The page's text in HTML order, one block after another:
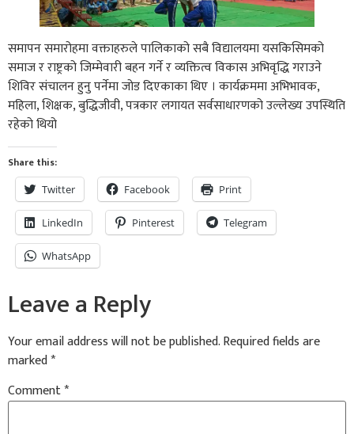
समापन समारोहमा वक्ताहरुले पालिकाको सबै विद्यालयमा यसकिसिमको
समाज र राष्ट्रको जिम्मेवारी बहन गर्ने र व्यक्तित्व विकास अभिवृद्धि गराउने
शिविर संचालन हुनु पर्नेमा जोड दिएकाका थिए । कार्यक्रममा अभिभावक,
महिला, शिक्षक, बुद्धिजीवी, पत्रकार लगायत सर्वसाधारणको उल्लेख्य उपस्थिति
रहेको थियो
Share this:
Twitter Facebook Print
LinkedIn Pinterest Telegram
WhatsApp
Leave a Reply
Your email address will not be published.Required fields are
marked*
Comment*